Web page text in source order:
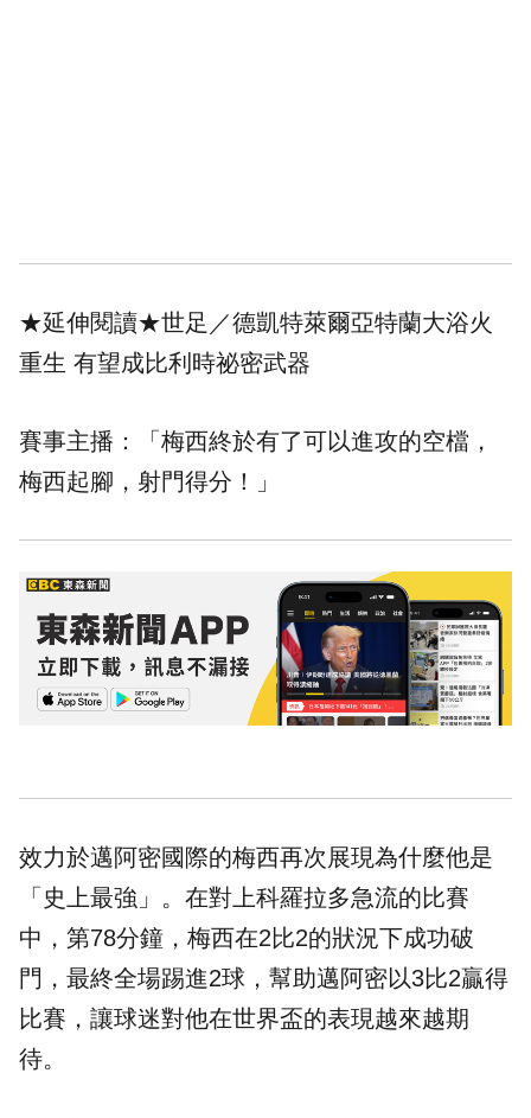
★延伸閱讀★世足／德凱特萊爾亞特蘭大浴火
重生 有望成比利時祕密武器
賽事主播：「梅西終於有了可以進攻的空檔，
梅西起腳，射門得分！」
效力於邁阿密國際的梅西再次展現為什麼他是
「史上最強」。在對上科羅拉多急流的比賽
中，第78分鐘，梅西在2比2的狀況下成功破
門，最終全場踢進2球，幫助邁阿密以3比2贏得
比賽，讓球迷對他在世界盃的表現越來越期
待。